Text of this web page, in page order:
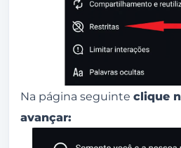
Na página seguinte clique
avançar: